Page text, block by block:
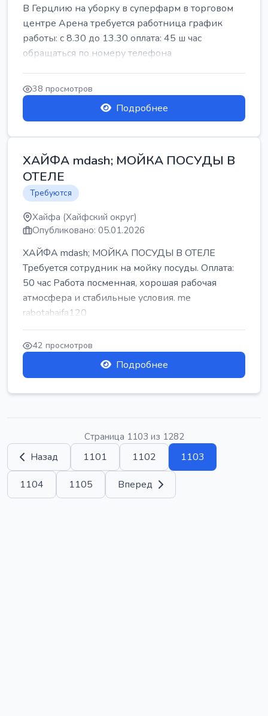
В Герцлию на уборку в суперфарм в торговом
центре Арена требуется работница график
работы: с 8.30 до 13.30 оплата: 45 ш час
обращаться по номеру телефона
38 просмотров
Подробнее
ХАЙФА mdash; МОЙКА ПОСУДЫ В
ОТЕЛЕ
Требуются
Хайфа (Хайфский округ)
Опубликовано: 05.01.2026
ХАЙФА mdash; МОЙКА ПОСУДЫ В ОТЕЛЕ
Требуется сотрудник на мойку посуды. Оплата:
50 час Работа посменная, хорошая рабочая
атмосфера и стабильные условия. me
rabotahaifa120
42 просмотров
Подробнее
Страница 1103 из 1282
Назад 1101 1102 1103
1104 1105 Вперед